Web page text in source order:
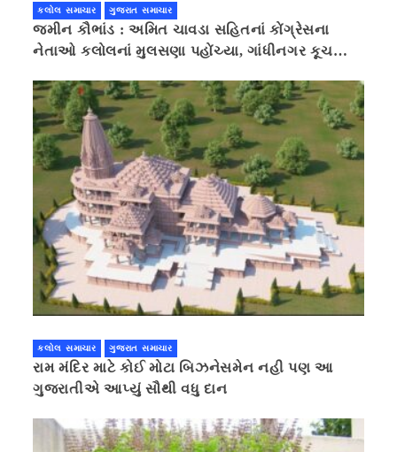
કલોલ સમાચાર ગુજરાત સમાચાર
જમીન કૌભાંડ : અમિત ચાવડા સહિતનાં કોંગ્રેસના
નેતાઓ કલોલનાં મુલસણા પહોંચ્યા, ગાંધીનગર કૂચ
કલોલ સમાચાર ગુજરાત સમાચાર
રામ મંદિર માટે કોઈ મોટા બિઝનેસમેન નહી પણ આ
ગુજરાતીએ આપ્યું સૌથી વધુ દાન